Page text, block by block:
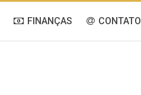
FINANÇAS CONTATO